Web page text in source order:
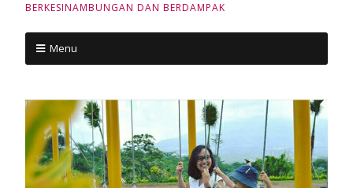
BERKESINAMBUNGAN DAN BERDAMPAK
Menu